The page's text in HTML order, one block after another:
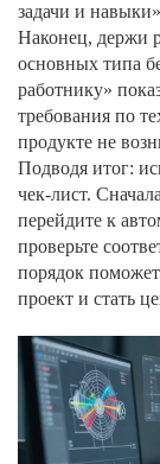
задачи и
Наконец, держи
основных типа
работнику»
требования по
продукте не
Подводя итог:
чек‑лист.
перейдите к
проверьте
порядок
проект и стать